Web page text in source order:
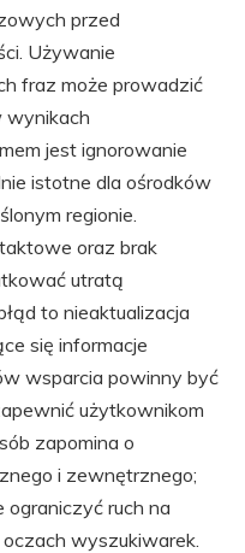
przed
Używanie
fraz może prowadzić
wynikach
jest ignorowanie
istotne dla ośrodków
regionie.
oraz brak
utratą
to nieaktualizacja
się informacje
wsparcia powinny być
użytkownikom
zapomina o
i zewnętrznego;
ograniczyć ruch na
wyszukiwarek.